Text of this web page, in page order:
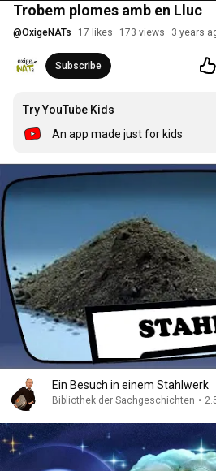
Trobem plomes amb en Lluc
@OxigeNATs 17 likes 173 views 3 years
Subscribe
Try YouTube Kids
An app made just for kids
Ein Besuch in einem Stahlwerk
Bibliothek der Sachgeschichten •